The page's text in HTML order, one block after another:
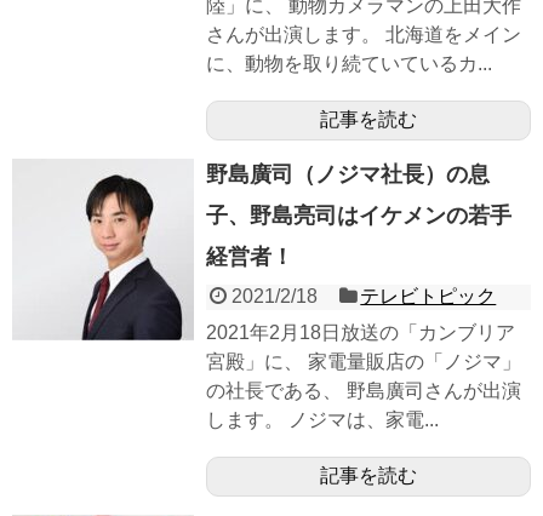
陸」に、 動物カメラマンの上田大作
さんが出演します。 北海道をメイン
に、動物を取り続ていているカ...
記事を読む
野島廣司（ノジマ社長）の息
子、野島亮司はイケメンの若手
経営者！
2021/2/18
テレビトピック
2021年2月18日放送の「カンブリア
宮殿」に、 家電量販店の「ノジマ」
の社長である、 野島廣司さんが出演
します。 ノジマは、家電...
記事を読む